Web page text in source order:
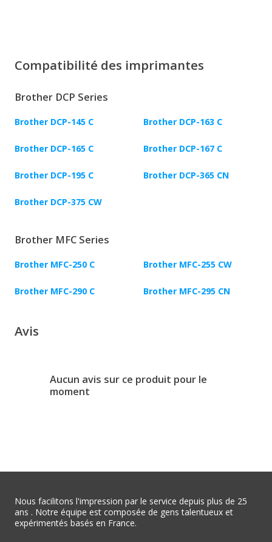
Compatibilité des imprimantes
Brother DCP Series
Brother DCP-145 C Brother DCP-163 C
Brother DCP-165 C Brother DCP-167 C
Brother DCP-195 C Brother DCP-365 CN
Brother DCP-375 CW
Brother MFC Series
Brother MFC-250 C Brother MFC-255 CW
Brother MFC-290 C Brother MFC-295 CN
Avis
Aucun avis sur ce produit pour le
moment
Nous facilitons l'impression par le service depuis plus de 25
ans . Notre équipe est composée de gens talentueux et
expérimentés basés en France.